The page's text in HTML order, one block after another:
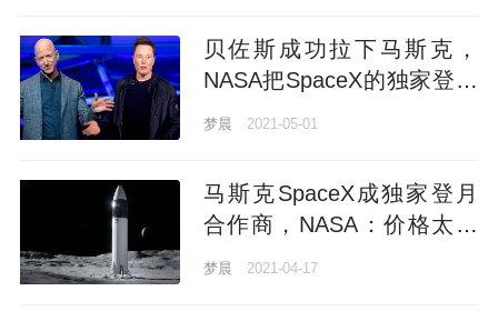
贝佐斯成功拉下马斯克，
NASA把SpaceX的独家登月
合同暂停了
梦晨 2021-05-01
马斯克SpaceX成独家登月
合作商，NASA：价格太香
了
梦晨 2021-04-17